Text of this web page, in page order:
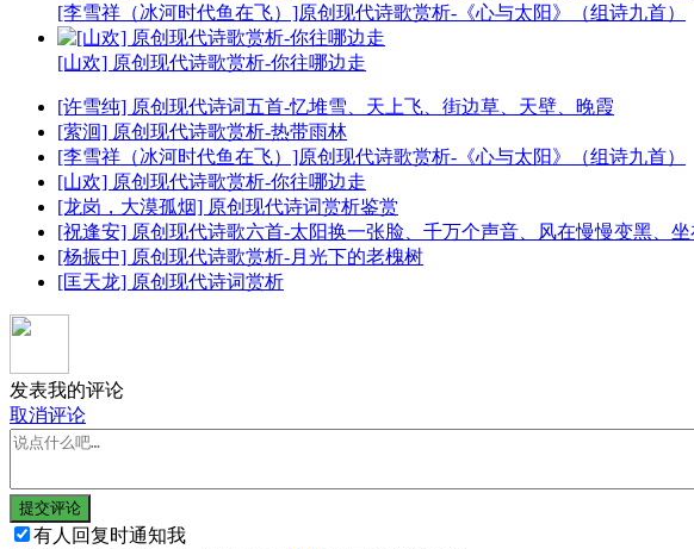
[李雪祥（冰河时代鱼在飞）]原创现代诗歌赏析-《心与太阳》（组诗九首）
[山欢] 原创现代诗歌赏析-你往哪边走
[许雪纯] 原创现代诗词五首-忆堆雪、天上飞、街边草、天壁、晚霞
[萦洄] 原创现代诗歌赏析-热带雨林
[李雪祥（冰河时代鱼在飞）]原创现代诗歌赏析-《心与太阳》（组诗九首）
[山欢] 原创现代诗歌赏析-你往哪边走
[龙岗，大漠孤烟] 原创现代诗词赏析鉴赏
[祝逢安] 原创现代诗歌六首-太阳换一张脸、千万个声音、风在慢慢变黑、
[杨振中] 原创现代诗歌赏析-月光下的老槐树
[匡天龙] 原创现代诗词赏析
发表我的评论
取消评论
提交评论
有人回复时通知我